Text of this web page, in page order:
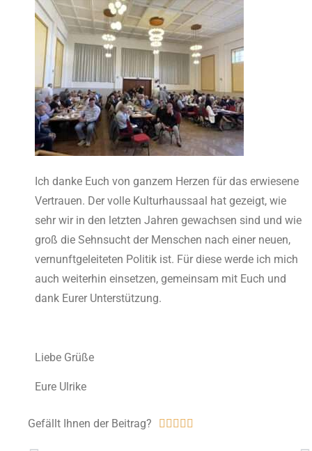
Ich danke Euch von ganzem Herzen für das erwiesene
Vertrauen. Der volle Kulturhaussaal hat gezeigt, wie
sehr wir in den letzten Jahren gewachsen sind und wie
groß die Sehnsucht der Menschen nach einer neuen,
vernunftgeleiteten Politik ist. Für diese werde ich mich
auch weiterhin einsetzen, gemeinsam mit Euch und
dank Eurer Unterstützung.
Liebe Grüße
Eure Ulrike
Gefällt Ihnen der Beitrag?     